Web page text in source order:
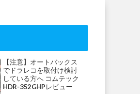
【注意】オートバックス
でドラレコを取付け検討
している方へ コムテック
HDR-352GHPレビュー